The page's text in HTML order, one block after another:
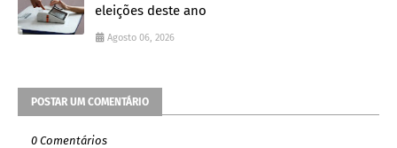
eleições deste ano
Agosto 06, 2026
POSTAR UM COMENTÁRIO
0 Comentários